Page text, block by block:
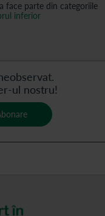
face parte din categoriile
inferior
ul nostru!